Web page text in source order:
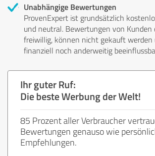
Unabhängige Bewertungen
ProvenExpert ist grundsätzlich
und neutral. Bewertungen von Kunden
freiwillig, können nicht gekauft werden
finanziell noch anderweitig
Ihr guter Ruf:
Die beste Werbung der Welt!
85 Prozent aller Verbraucher
Bewertungen genauso wie
Empfehlungen.